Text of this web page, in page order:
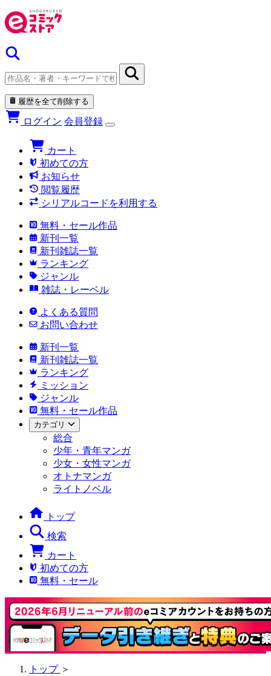
履歴を全て削除する
ログイン 会員登録
カート
初めての方
お知らせ
閲覧履歴
シリアルコードを利用する
無料・セール作品
新刊一覧
新刊雑誌一覧
ランキング
ジャンル
雑誌・レーベル
よくある質問
お問い合わせ
新刊一覧
新刊雑誌一覧
ランキング
ミッション
ジャンル
無料・セール作品
カテゴリ
総合
少年・青年マンガ
少女・女性マンガ
オトナマンガ
ライトノベル
トップ
検索
カート
初めての方
無料・セール
トップ ＞